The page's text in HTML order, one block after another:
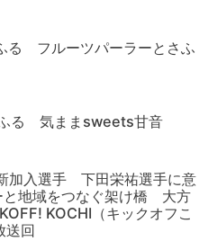
る フルーツパーラーとさふ
る 気ままsweets甘音
加入選手 下田栄祐選手に意
と地域をつなぐ架け橋 大方
KOCHI（キックオフこ
送回